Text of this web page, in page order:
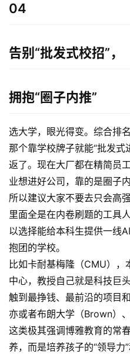
04
告别“批发式校招”，
拥抱“圈子内推”
选大学，眼光得变。综合排
那个靠学校牌子就能“批发
返了。现在大厂都在精简员
业想进好公司，靠的是圈子
所以建议大家不要去只会高
里面全是在内卷刷题的工具
以选择能给本科生提供一线
抱团的学校。
比如卡耐基梅隆（CMU）
中心，教授自己就是科技巨
触到最挣钱、最前沿的项目和
亦或者布朗大学（Brown）
这类极其强调博雅教育的常
养，而是培养孩子的“领导力